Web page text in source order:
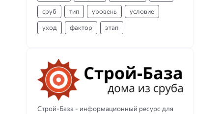
Строй-База - информационный ресурс для
сруб тип уровень условие
уход фактор этап